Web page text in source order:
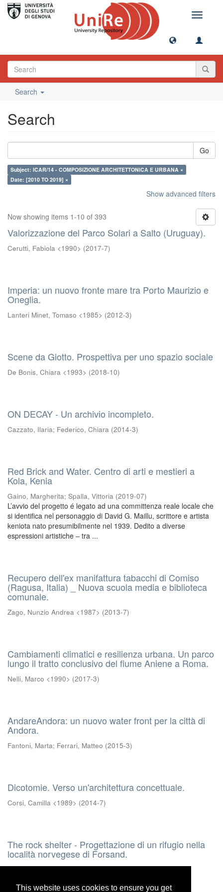
This website uses cookies to ensure you get
This website uses cookies to ensure you get
Toggle
Search
Search
Go
Subject: ICAR/14 - COMPOSIZIONE ARCHITETTONICA E URBANA ×
Date: [2010 TO 2019] ×
Show advanced filters
Now showing items 1-10 of 393
Valorizzazione del Parco Solari a Salto (Uruguay).
Cerutti, Fabiola <1990> (2017-7)
Imperia: un nuovo fronte mare tra Porto Maurizio e
Oneglia.
Lanteri Minet, Tomaso <1985> (2012-3)
Scene da Giotto. Prospettiva per uno spazio sociale
De Bonis, Chiara <1993> (2018-10)
ON DECAY - Un archivio incompleto.
Cazzato, Ilaria; Federico, Chiara (2014-3)
Red Brick and Water. Centro di arti e mestieri a
Kola, Kenia
Gaino, Margherita; Spalla, Vittoria (2019-07)
L’avvio del progetto é legato ad una committenza reale locale che
si identifica nel personaggio di David G. Maillu, scrittore e artista
keniota nato presumibilmente nel 1939. Dedito a diverse
espressioni artistiche – tra ...
Recupero dell'ex manifattura tabacchi di Comiso
(Ragusa, Italia) _ Nuova scuola media e biblioteca
comunale.
Zago, Nunzio Andrea <1987> (2013-7)
Cambiamenti climatici e resilienza urbana. Un parco
lungo il tratto conclusivo del fiume Aniene a Roma.
Nelli, Marco <1990> (2017-3)
AndareAndora: un nuovo water front per la città di
Andora.
Fantoni, Marta; Ferrari, Matteo (2015-3)
Dicotomie. Verso un'architettura concettuale.
Corsi, Camilla <1989> (2014-7)
The rock shelter - Progettazione di un rifugio nella
località norvegese di Forsand.
Damonte Alice;Rovere Federica (2016-7)